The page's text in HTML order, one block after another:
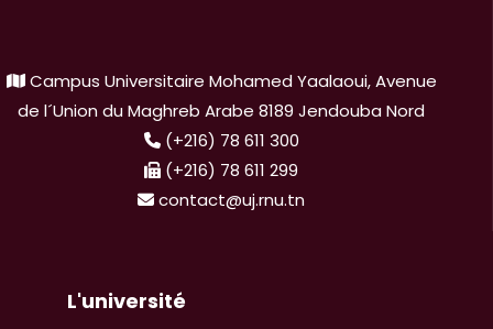
Campus Universitaire Mohamed Yaalaoui, Avenue
de l´Union du Maghreb Arabe 8189 Jendouba Nord
(+216) 78 611 300
(+216) 78 611 299
contact@uj.rnu.tn
L'université